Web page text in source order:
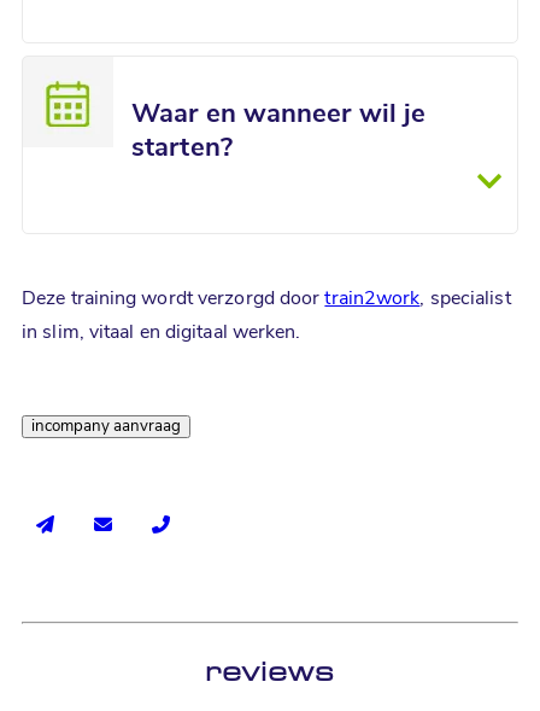
Waar en wanneer wil je
starten?
Deze training wordt verzorgd doortrain2work, specialist
in slim, vitaal en digitaal werken.
incompany aanvraag
reviews